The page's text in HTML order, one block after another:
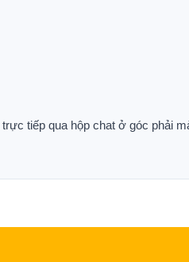
trực tiếp qua hộp chat ở góc phải